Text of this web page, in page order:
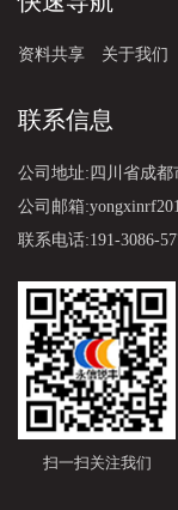
资料共享 关于我们
联系信息
公司地址:四川省成都
公司邮箱
联系电话:191-3086-
扫一扫关注我们